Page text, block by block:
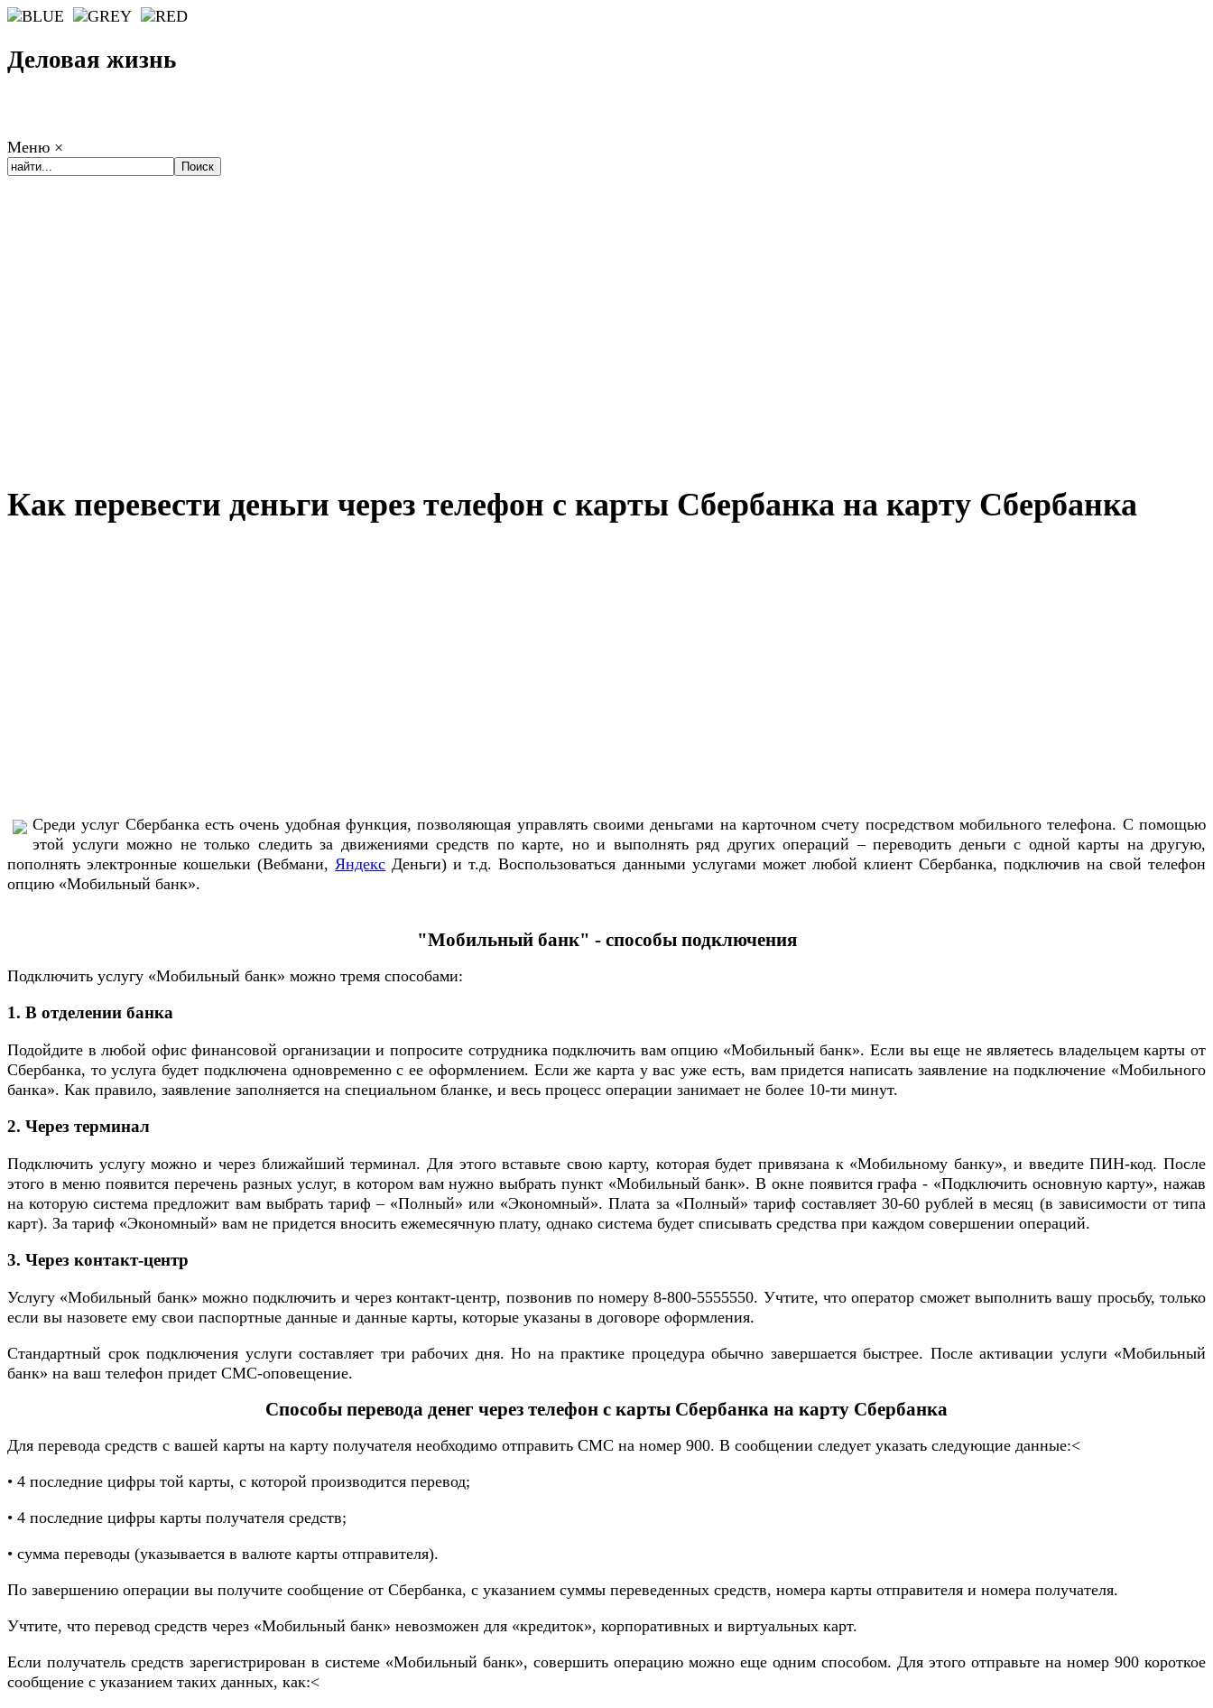
Деловая жизнь
Меню ×
Как перевести деньги через телефон с карты Сбербанка на карту Сбербанка
Среди услуг Сбербанка есть очень удобная функция, позволяющая управлять своими деньгами на карточном счету посредством мобильного телефона. С помощью
этой услуги можно не только следить за движениями средств по карте, но и выполнять ряд других операций – переводить деньги с одной карты на другую,
пополнять электронные кошельки (Вебмани,Яндекс Деньги) и т.д. Воспользоваться данными услугами может любой клиент Сбербанка, подключив на свой телефон
опцию «Мобильный банк».
"Мобильный банк" - способы подключения
Подключить услугу «Мобильный банк» можно тремя способами:
1. В отделении банка
Подойдите в любой офис финансовой организации и попросите сотрудника подключить вам опцию «Мобильный банк». Если вы еще не являетесь владельцем карты от
Сбербанка, то услуга будет подключена одновременно с ее оформлением. Если же карта у вас уже есть, вам придется написать заявление на подключение «Мобильного
банка». Как правило, заявление заполняется на специальном бланке, и весь процесс операции занимает не более 10-ти минут.
2. Через терминал
Подключить услугу можно и через ближайший терминал. Для этого вставьте свою карту, которая будет привязана к «Мобильному банку», и введите ПИН-код. После
этого в меню появится перечень разных услуг, в котором вам нужно выбрать пункт «Мобильный банк». В окне появится графа - «Подключить основную карту», нажав
на которую система предложит вам выбрать тариф – «Полный» или «Экономный». Плата за «Полный» тариф составляет 30-60 рублей в месяц (в зависимости от типа
карт). За тариф «Экономный» вам не придется вносить ежемесячную плату, однако система будет списывать средства при каждом совершении операций.
3. Через контакт-центр
Услугу «Мобильный банк» можно подключить и через контакт-центр, позвонив по номеру 8-800-5555550. Учтите, что оператор сможет выполнить вашу просьбу, только
если вы назовете ему свои паспортные данные и данные карты, которые указаны в договоре оформления.
Стандартный срок подключения услуги составляет три рабочих дня. Но на практике процедура обычно завершается быстрее. После активации услуги «Мобильный
банк» на ваш телефон придет СМС-оповещение.
Способы перевода денег через телефон с карты Сбербанка на карту Сбербанка
Для перевода средств с вашей карты на карту получателя необходимо отправить СМС на номер 900. В сообщении следует указать следующие данные:<
• 4 последние цифры той карты, с которой производится перевод;
• 4 последние цифры карты получателя средств;
• сумма переводы (указывается в валюте карты отправителя).
По завершению операции вы получите сообщение от Сбербанка, с указанием суммы переведенных средств, номера карты отправителя и номера получателя.
Учтите, что перевод средств через «Мобильный банк» невозможен для «кредиток», корпоративных и виртуальных карт.
Если получатель средств зарегистрирован в системе «Мобильный банк», совершить операцию можно еще одним способом. Для этого отправьте на номер 900 короткое
сообщение с указанием таких данных, как:<